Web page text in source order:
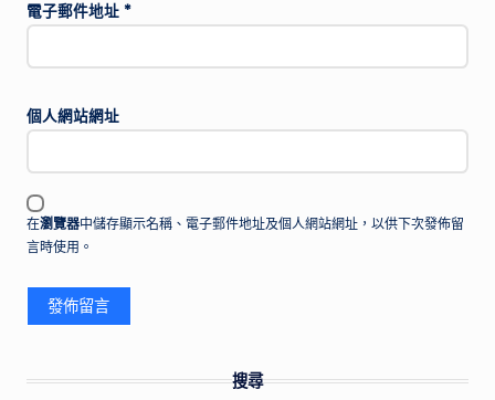
電子郵件地址 *
個人網站網址
在瀏覽器中儲存顯示名稱、電子郵件地址及個人網站網址，以供下次發佈留
言時使用。
搜尋